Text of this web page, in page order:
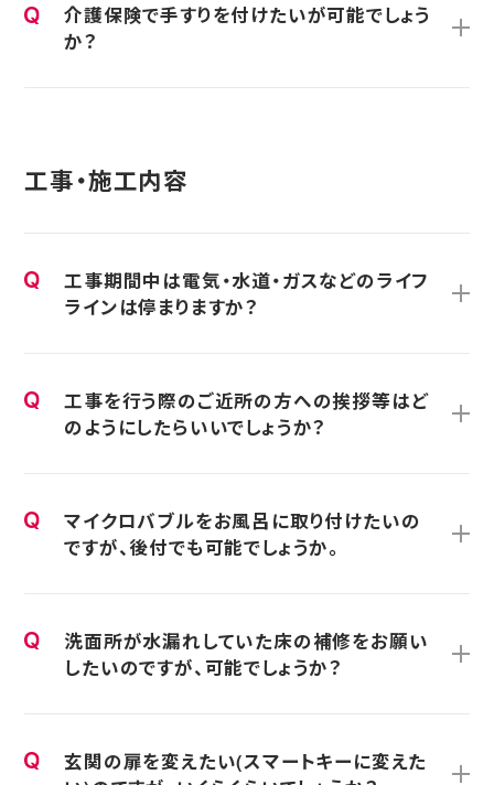
介護保険で手すりを付けたいが可能でしょう
か？
工事・施工内容
工事期間中は電気・水道・ガスなどのライフ
ラインは停まりますか？
工事を行う際のご近所の方への挨拶等はど
のようにしたらいいでしょうか？
マイクロバブルをお風呂に取り付けたいの
ですが、後付でも可能でしょうか。
洗面所が水漏れしていた床の補修をお願い
したいのですが、可能でしょうか？
玄関の扉を変えたい(スマートキーに変えた